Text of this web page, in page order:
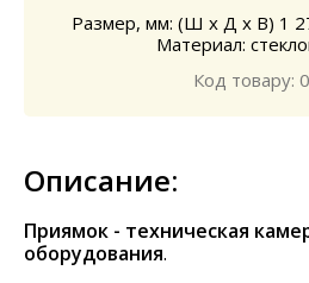
Размер, мм: (Ш х Д х В) 1
Материал:
Код товару:
Описание:
Приямок - техническая
оборудования.